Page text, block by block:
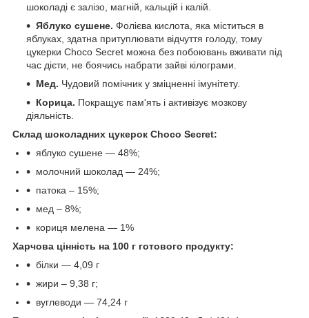
шоколаді є залізо, магній, кальцій і калій.
Яблуко сушене. Фолієва кислота, яка міститься в
яблуках, здатна притуплювати відчуття голоду, тому
цукерки Choco Secret можна без побоювань вживати під
час дієти, не боячись набрати зайві кілограми.
Мед. Чудовий помічник у зміцненні імунітету.
Корица. Покращує пам'ять і активізує мозкову
діяльність.
Склад шоколадних цукерок Choco Secret:
яблуко сушене — 48%;
молочний шоколад — 24%;
патока – 15%;
мед – 8%;
кориця мелена — 1%
Харчова цінність на 100 г готового продукту:
білки — 4,09 г
жири – 9,38 г;
вуглеводи — 74,24 г